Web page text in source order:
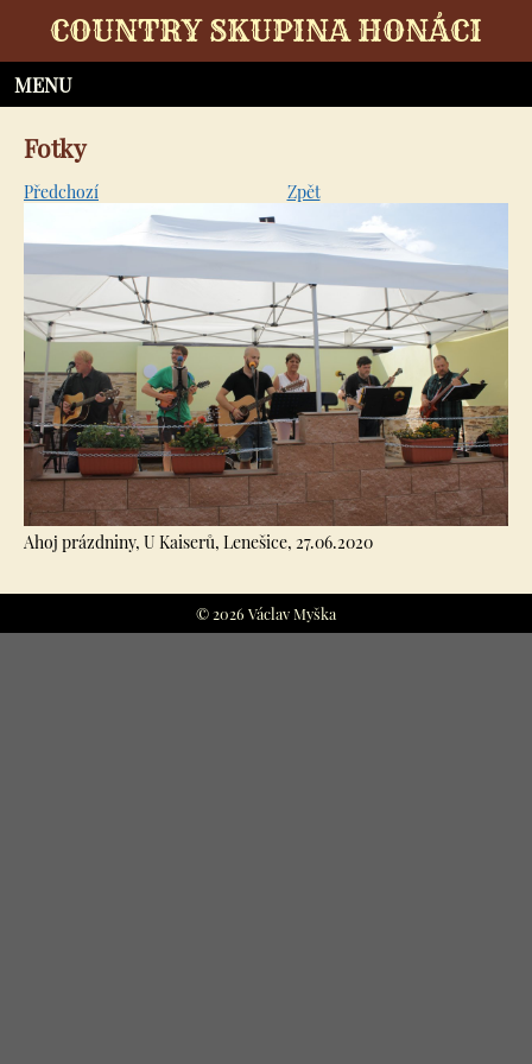
COUNTRY SKUPINA HONÁCI
Fotky
Předchozí Zpět
Ahoj prázdniny, U Kaiserů, Lenešice, 27.06.2020
© 2026 Václav Myška